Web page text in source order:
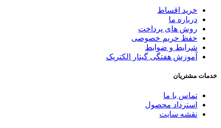
خرید اقساط
درباره ما
روش های پرداخت
حفظ حریم خصوصی
شرایط و ضوابط
آموزش هفتگی گیتار الکتریک
خدمات مشتریان
تماس با ما
استرداد محصول
نقشه سایت